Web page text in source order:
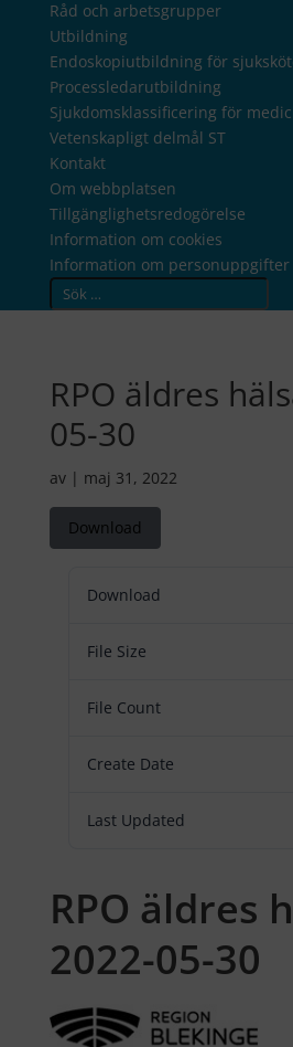
Råd och arbetsgrupper
Utbildning
Endoskopiutbildning för
Processledarutbildning
Sjukdomsklassificering för
Vetenskapligt delmål ST
Kontakt
Om webbplatsen
Tillgänglighetsredogörelse
Information om cookies
Information om personuppgifter
Search
RPO äldres
05-30
av | maj 31, 2022
Download
Download
File Size
File Count
Create Date
Last Updated
RPO äldres
2022-05-30